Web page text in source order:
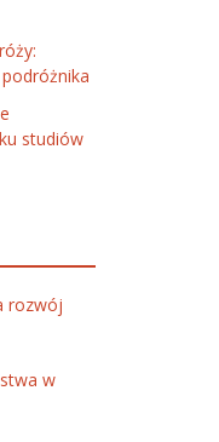
studiów
rozwój
w